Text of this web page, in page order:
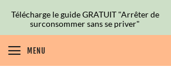
MENU
Télécharge le guide GRATUIT "Arrêter de
surconsommer sans se priver"